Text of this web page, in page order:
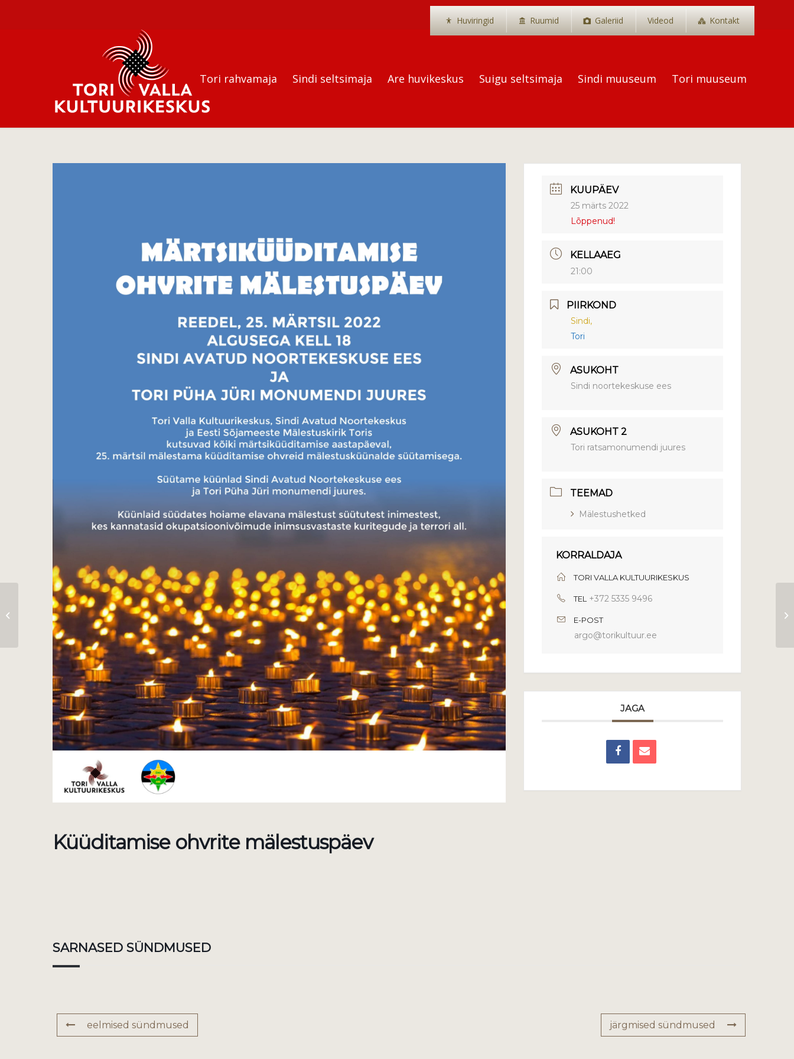
Huviringid Ruumid Galeriid Videod Kontakt
Tori rahvamaja Sindi seltsimaja Are huvikeskus Suigu seltsimaja Sindi muuseum Tori muuseum
Küüditamise ohvrite mälestuspäev
KUUPÄEV
25 märts 2022
Lõppenud!
KELLAAEG
21:00
PIIRKOND
Sindi,
Tori
ASUKOHT
Sindi noortekeskuse ees
ASUKOHT 2
Tori ratsamonumendi juures
TEEMAD
Mälestushetked
KORRALDAJA
TORI VALLA KULTUURIKESKUS
TEL +372 5335 9496
E-POST
argo@torikultuur.ee
JAGA
SARNASED SÜNDMUSED
eelmised sündmused järgmised sündmused
Jumalateenistus